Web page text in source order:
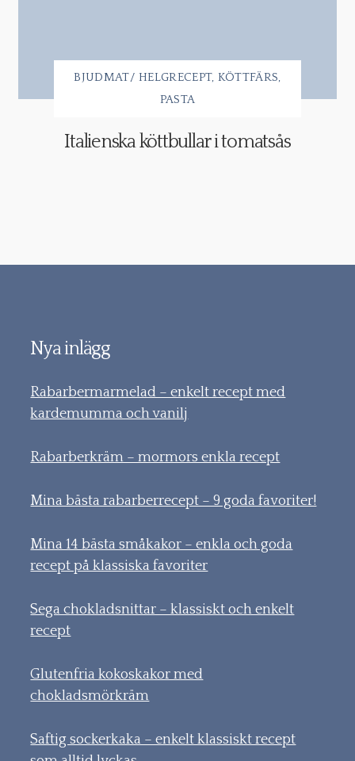
BJUDMAT/ HELGRECEPT KÖTTFÄRS
PASTA
Italienska köttbullar i tomatsås
Nya inlägg
Rabarbermarmelad – enkelt recept med
kardemumma och vanilj
Rabarberkräm – mormors enkla recept
Mina bästa rabarberrecept – 9 goda favoriter!
Mina 14 bästa småkakor – enkla och goda
recept på klassiska favoriter
Sega chokladsnittar – klassiskt och enkelt
recept
Glutenfria kokoskakor med
chokladsmörkräm
Saftig sockerkaka – enkelt klassiskt recept